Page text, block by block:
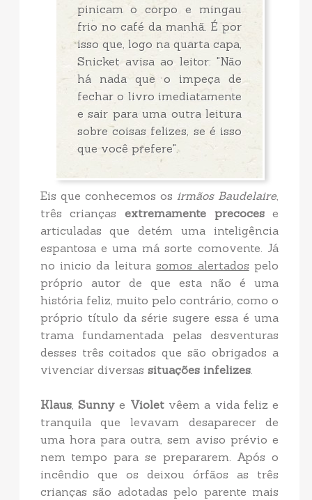
pinicam o corpo e mingau
frio no café da manhã. É por
isso que, logo na quarta capa,
Snicket avisa ao leitor: "Não
há nada que o impeça de
fechar o livro imediatamente
e sair para uma outra leitura
sobre coisas felizes, se é isso
que você prefere".
Eis que conhecemos osirmãos Baudelaire,
três crianças extremamente precocese
articuladas que detém uma inteligência
espantosa e uma má sorte comovente. Já
no inicio da leiturasomos alertados pelo
próprio autor de que esta não é uma
história feliz, muito pelo contrário, como o
próprio título da série sugere essa é uma
trama fundamentada pelas desventuras
desses três coitados que são obrigados a
vivenciar diversas situações infelizes.
Klaus, Sunnye Violetvêem a vida feliz e
tranquila que levavam desaparecer de
uma hora para outra, sem aviso prévio e
nem tempo para se prepararem. Após o
incêndio que os deixou órfãos as três
crianças são adotadas pelo parente mais